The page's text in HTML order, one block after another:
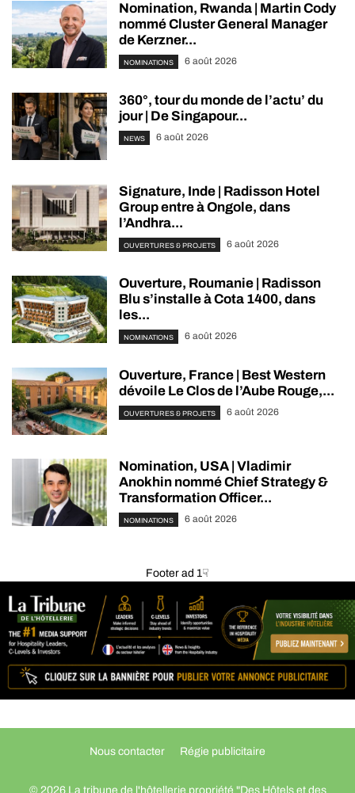
Nomination, Rwanda | Martin Cody
nommé Cluster General Manager
de Kerzner...
NOMINATIONS 6 août 2026
360°, tour du monde de l’actu’ du
jour | De Singapour...
NEWS 6 août 2026
Signature, Inde | Radisson Hotel
Group entre à Ongole, dans
l’Andhra...
OUVERTURES & PROJETS 6 août 2026
Ouverture, Roumanie | Radisson
Blu s’installe à Cota 1400, dans
les...
NOMINATIONS 6 août 2026
Ouverture, France | Best Western
dévoile Le Clos de l’Aube Rouge,...
OUVERTURES & PROJETS 6 août 2026
Nomination, USA | Vladimir
Anokhin nommé Chief Strategy &
Transformation Officer...
NOMINATIONS 6 août 2026
Footer ad 1☟
Nous contacter Régie publicitaire
© 2026 La tribune de l'hôtellerie propriété "Des Hôtels et des